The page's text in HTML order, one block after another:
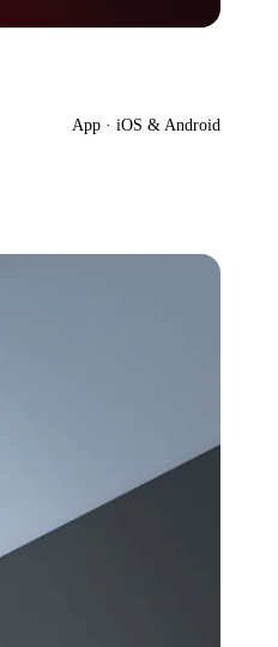
App · iOS & Android